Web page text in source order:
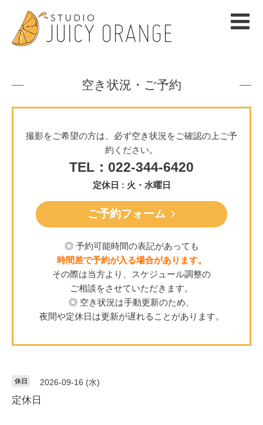
空き状況・ご予約
撮影をご希望の方は、必ず空き状況をご確認の上ご予
約ください。
TEL：022-344-6420
定休日 : 火・水曜日
ご予約フォーム
◎ 予約可能時間の表記があっても
時間差で予約が入る場合があります。
その際は当方より、スケジュール調整の
ご相談をさせていただきます。
◎ 空き状況は手動更新のため、
夜間や定休日は更新が遅れることがあります。
休日 2026-09-16 (水)
定休日